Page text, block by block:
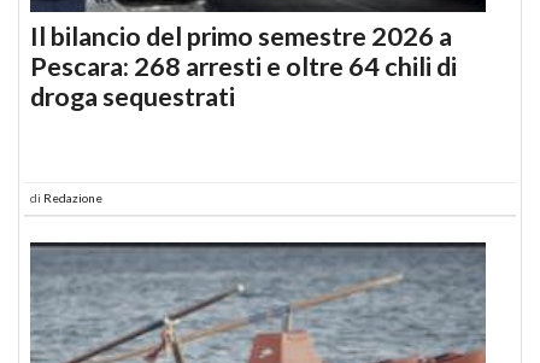
Il bilancio del primo semestre 2026 a
Pescara: 268 arresti e oltre 64 chili di
droga sequestrati
di Redazione